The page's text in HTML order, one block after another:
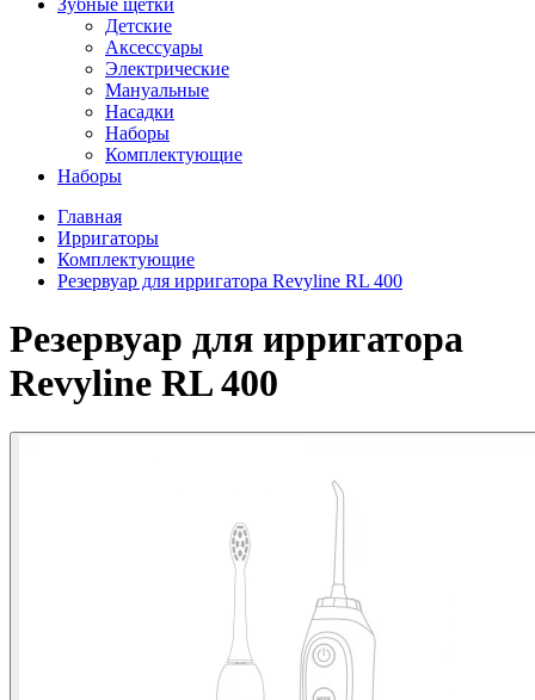
Зубные щетки
Детские
Аксессуары
Электрические
Мануальные
Насадки
Наборы
Комплектующие
Наборы
Главная
Ирригаторы
Комплектующие
Резервуар для ирригатора Revyline RL 400
Резервуар для ирригатора
Revyline RL 400